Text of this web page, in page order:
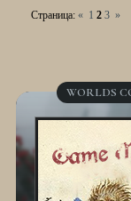
Страница: « 1 2 3 »
WORLDS